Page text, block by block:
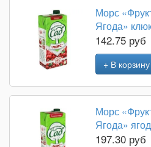
Морс
Ягода»
142.75 руб
+ В корзину
Морс
Ягода»
197.30 руб